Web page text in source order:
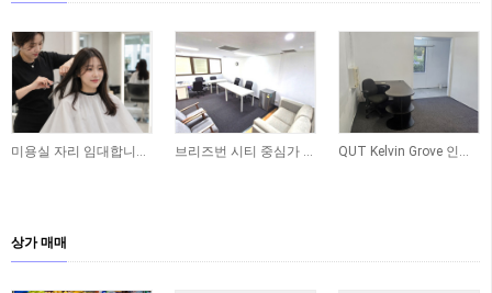
미용실 자리 임대합니다 - Yeronga 브리즈번 시티 중심가 사무실 공간 임대합니다 QUT Kelvin Grove 인근 오피스 공간 임대합니다
상가 매매